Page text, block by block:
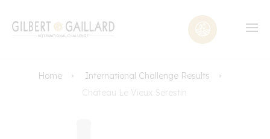
Home
International Challenge Results
Château Le Vieux Serestin